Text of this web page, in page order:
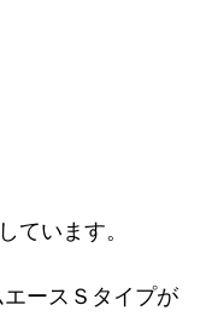
ています。
ースＳタイプが